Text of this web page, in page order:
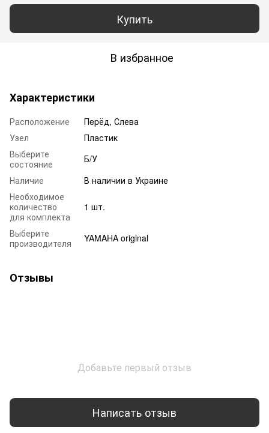
Купить
В избранное
Характеристики
Расположение
Пepёд, Слева
Узел
Пластик
Выберите
состояние
Б/У
Наличие
В наличии в Украине
Необходимое
количество
для комплекта
1 шт.
Выберите
производителя
YAMAHA original
Отзывы
Добавьте первый отзыв
Написать отзыв